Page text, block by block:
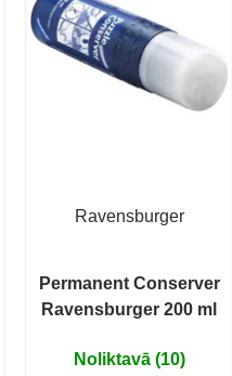
Ravensburger
Permanent Conserver
Ravensburger 200 ml
Noliktavā (10)